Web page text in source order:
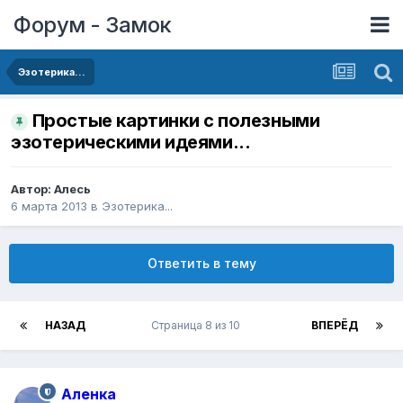
Форум - Замок
Эзотерика...
Простые картинки с полезными
эзотерическими идеями...
Автор: Алесь
6 марта 2013 в Эзотерика...
Ответить в тему
НАЗАД ВПЕРЁД
Страница 8 из 10
Аленка